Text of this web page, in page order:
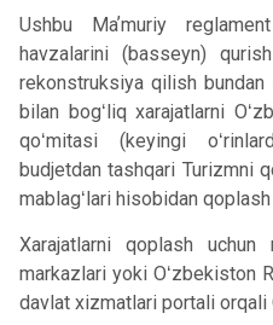
Ushbu Maʼmuriy
havzalarini (basseyn)
rekonstruksiya qilish
bilan bogʻliq xarajatlarni
qoʻmitasi (keyingi
budjetdan tashqari Turizmni
mablagʻlari hisobidan
Xarajatlarni qoplash uchun
markazlari yoki Oʻzbekiston
davlat xizmatlari portali orqali